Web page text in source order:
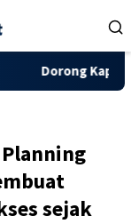
UMKM Pandai
sejak